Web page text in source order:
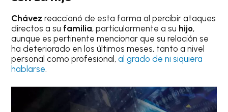
Chávez reaccionó de esta forma al percibir ataques
directos a su familia, particularmente a su hijo,
aunque es pertinente mencionar que su relación se
ha deteriorado en los últimos meses, tanto a nivel
personal como profesional,al grado de ni siquiera
hablarse.